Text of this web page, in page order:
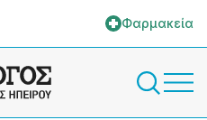
Φαρμακεία